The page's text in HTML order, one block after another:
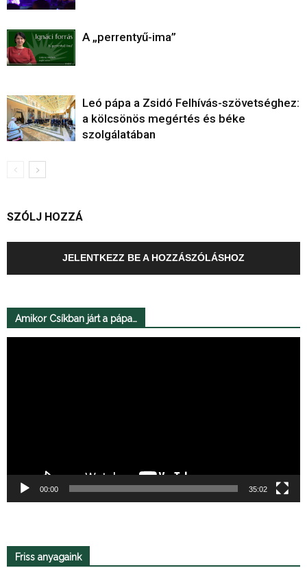
A „perrentyű-ima”
Leó pápa a Zsidó Felhívás-szövetséghez:
a kölcsönös megértés és béke
szolgálatában
SZÓLJ HOZZÁ
JELENTKEZZ BE A HOZZÁSZÓLÁSHOZ
Amikor Csíkban járt a pápa…
00:00 35:02
Friss anyagaink